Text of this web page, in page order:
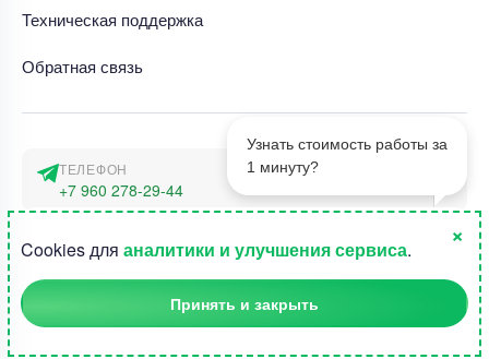
1
Узнать стоимость работы за
1 минуту?
Техническая поддержка
Обратная связь
ТЕЛЕФОН
+7 960 278-29-44
г. Москва, наб. Тараса Шевченко 23а
©2015-2026, Студландия -
Cookies для аналитики и улучшения сервиса.
×
Принять и закрыть